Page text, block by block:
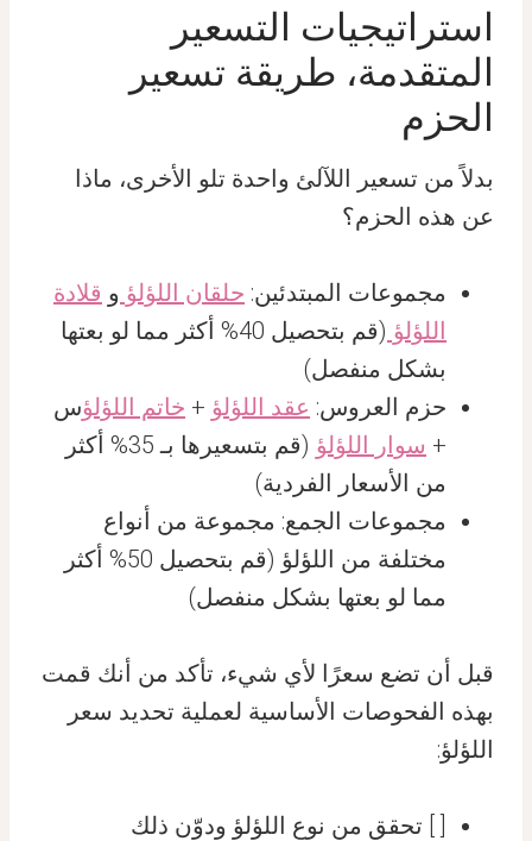
استراتيجيات التسعير
المتقدمة، طريقة تسعير
الحزم
بدلاً من تسعير اللآلئ واحدة تلو الأخرى، ماذا
عن هذه الحزم؟
مجموعات المبتدئين: حلقان اللؤلؤ و قلادة
اللؤلؤ
(قم بتحصيل 40% أكثر مما لو بعتها
بشكل منفصل)
حزم العروس: عقد اللؤلؤ + خاتم اللؤلؤس
+ سوار اللؤلؤ
(قم بتسعيرها بـ 35% أكثر
من الأسعار الفردية)
مجموعات الجمع: مجموعة من أنواع
مختلفة من اللؤلؤ (قم بتحصيل 50% أكثر
مما لو بعتها بشكل منفصل)
قبل أن تضع سعرًا لأي شيء، تأكد من أنك قمت
بهذه الفحوصات الأساسية لعملية تحديد سعر
اللؤلؤ:
[ ] تحقق من نوع اللؤلؤ ودوّن ذلك